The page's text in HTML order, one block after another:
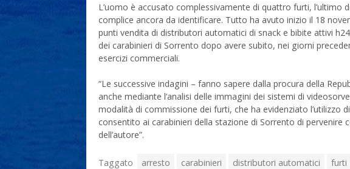
L’uomo è accusato complessivamente di quattro furti, l’ultimo
complice ancora da identificare. Tutto ha avuto inizio il 18
punti vendita di distributori automatici di snack e bibite attivi
dei carabinieri di Sorrento dopo avere subito, nei giorni
esercizi commerciali.
“Le successive indagini – fanno sapere dalla procura della
anche mediante l’analisi delle immagini dei sistemi di
modalità di commissione dei furti, che ha evidenziato l’utilizzo
consentito ai carabinieri della stazione di Sorrento di pervenire
dell’autore”.
Taggato arresto carabinieri distributori automatici furti